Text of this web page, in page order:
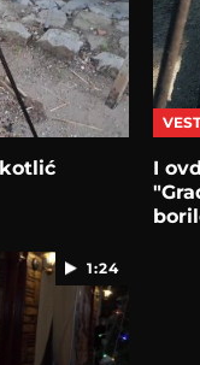
I
1:24